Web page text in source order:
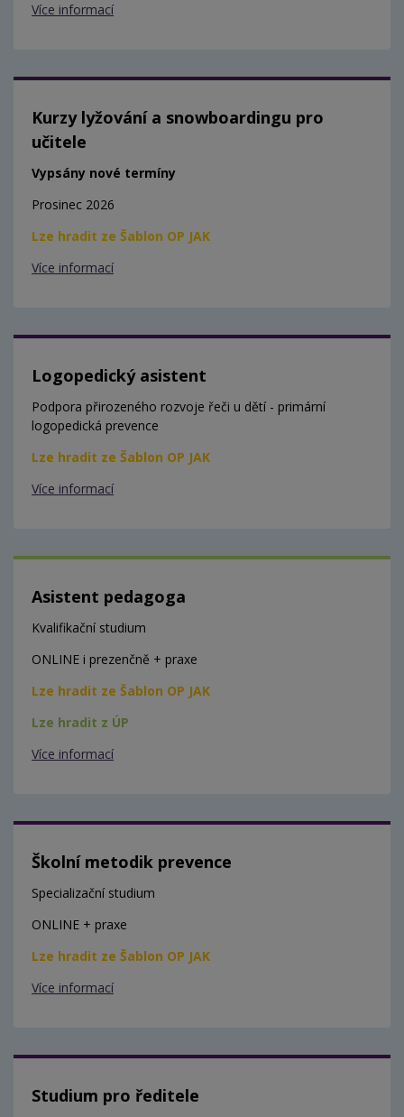
Více informací
Kurzy lyžování a snowboardingu pro
učitele
Vypsány nové termíny
Prosinec 2026
Lze hradit ze Šablon OP JAK
Více informací
Logopedický asistent
Podpora přirozeného rozvoje řeči u dětí - primární
logopedická prevence
Lze hradit ze Šablon OP JAK
Více informací
Asistent pedagoga
Kvalifikační studium
ONLINE i prezenčně + praxe
Lze hradit ze Šablon OP JAK
Lze hradit z ÚP
Více informací
Školní metodik prevence
Specializační studium
ONLINE + praxe
Lze hradit ze Šablon OP JAK
Více informací
Studium pro ředitele